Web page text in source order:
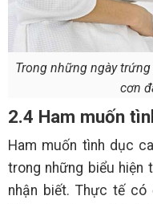
Trong những ngày
cơn
2.4 Ham muốn
Ham muốn tình dục
trong những biểu hiện
nhận biết. Thực tế